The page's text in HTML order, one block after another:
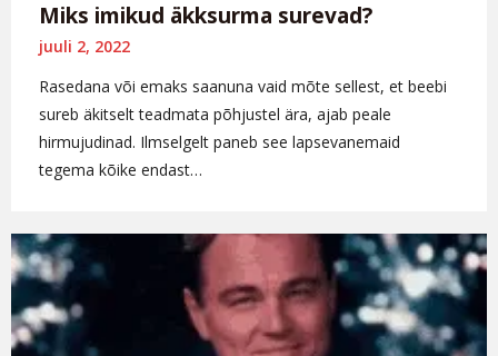
Miks imikud äkksurma surevad?
juuli 2, 2022
Rasedana või emaks saanuna vaid mõte sellest, et beebi
sureb äkitselt teadmata põhjustel ära, ajab peale
hirmujudinad. Ilmselgelt paneb see lapsevanemaid
tegema kõike endast…